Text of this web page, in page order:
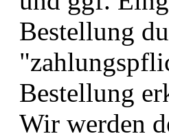
Bestellung
Bestellung
Wir werden